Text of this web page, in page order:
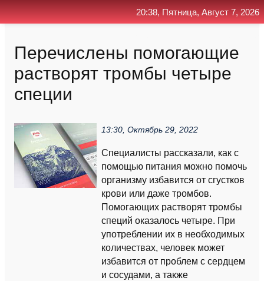
Перечислены помогающие
растворят тромбы четыре
специи
13:30, Октябрь 29, 2022
Специалисты рассказали, как с
помощью питания можно помочь
организму избавится от сгустков
крови или даже тромбов.
Помогающих растворят тромбы
специй оказалось четыре. При
употреблении их в необходимых
количествах, человек может
избавится от проблем с сердцем
и сосудами, а также
20:38, Пятница, Август 7, 2026